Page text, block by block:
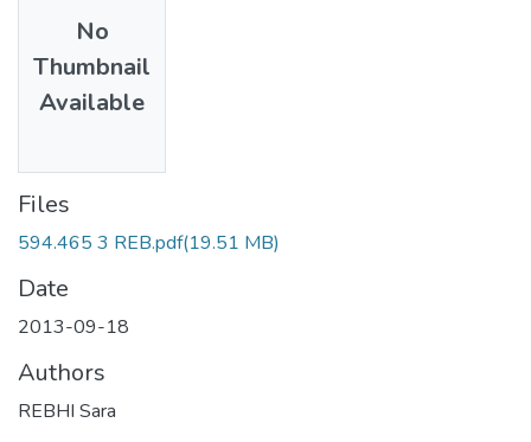
No
Thumbnail
Available
Files
594.465 3 REB.pdf(19.51 MB)
Date
2013-09-18
Authors
REBHI Sara